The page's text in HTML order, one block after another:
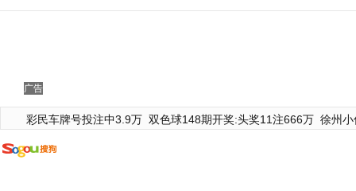
广告
彩民车牌号投注中3.9万 双色球148期开奖:头奖11注666万 徐州